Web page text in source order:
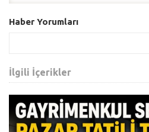
Haber Yorumları
İlgili İçerikler